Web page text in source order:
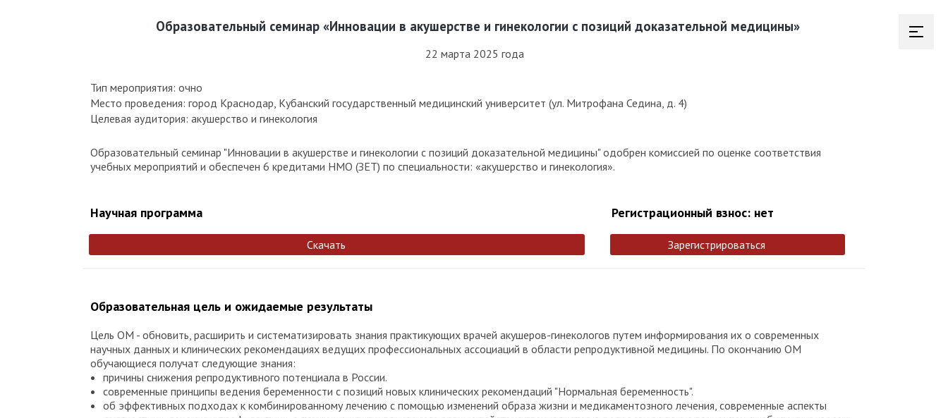
Образовательный семинар «Инновации в акушерстве и гинекологии с позиций доказательной медицины»
22 марта 2025 года
Тип мероприятия: очно
Место проведения: город Краснодар, Кубанский государственный медицинский университет (ул. Митрофана Седина, д. 4)
Целевая аудитория: акушерство и гинекология
Образовательный семинар "Инновации в акушерстве и гинекологии с позиций доказательной медицины" одобрен комиссией по оценке соответствия
учебных мероприятий и обеспечен 6 кредитами НМО (ЗЕТ) по специальности: «акушерство и гинекология».
Научная программа
Скачать
Регистрационный взнос: нет
Зарегистрироваться
Образовательная цель и ожидаемые результаты
Цель ОМ - обновить, расширить и систематизировать знания практикующих врачей акушеров-гинекологов путем информирования их о современных
научных данных и клинических рекомендациях ведущих профессиональных ассоциаций в области репродуктивной медицины. По окончанию ОМ
обучающиеся получат следующие знания:
причины снижения репродуктивного потенциала в России.
современные принципы ведения беременности с позиций новых клинических рекомендаций "Нормальная беременность".
об эффективных подходах к комбинированному лечению с помощью изменений образа жизни и медикаментозного лечения, современные аспекты